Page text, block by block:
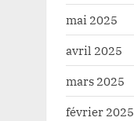
mai 2025
avril 2025
mars 2025
février 2025